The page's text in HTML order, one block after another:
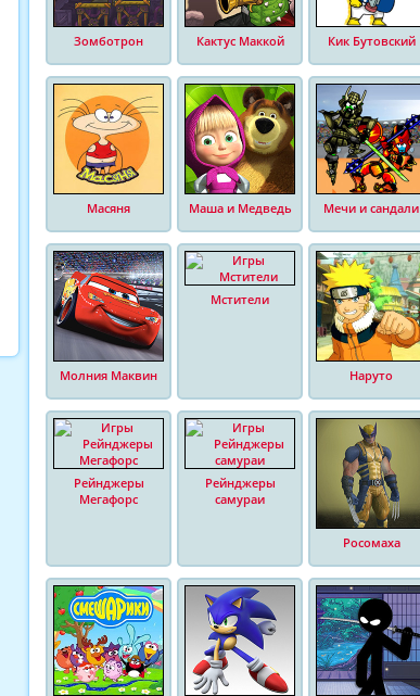
Зомботрон Кактус Маккой Кик Бутовский
Масяня Маша и Медведь Мечи и сандали
Молния Маквин
Мстители
Наруто
Рейнджеры
Мегафорс
Рейнджеры
самураи
Росомаха